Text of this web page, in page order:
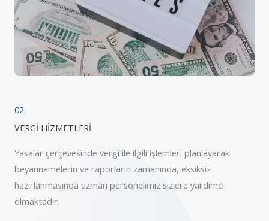
02.
VERGİ HİZMETLERİ
Yasalar çerçevesinde vergi ile ilgili işlemleri planlayarak
beyannamelerin ve raporların zamanında, eksiksiz
hazırlanmasında uzman personelimiz sizlere yardımcı
olmaktadır.